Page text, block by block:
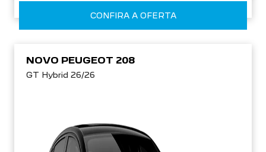
CONFIRA A OFERTA
NOVO PEUGEOT 208
GT Hybrid 26/26